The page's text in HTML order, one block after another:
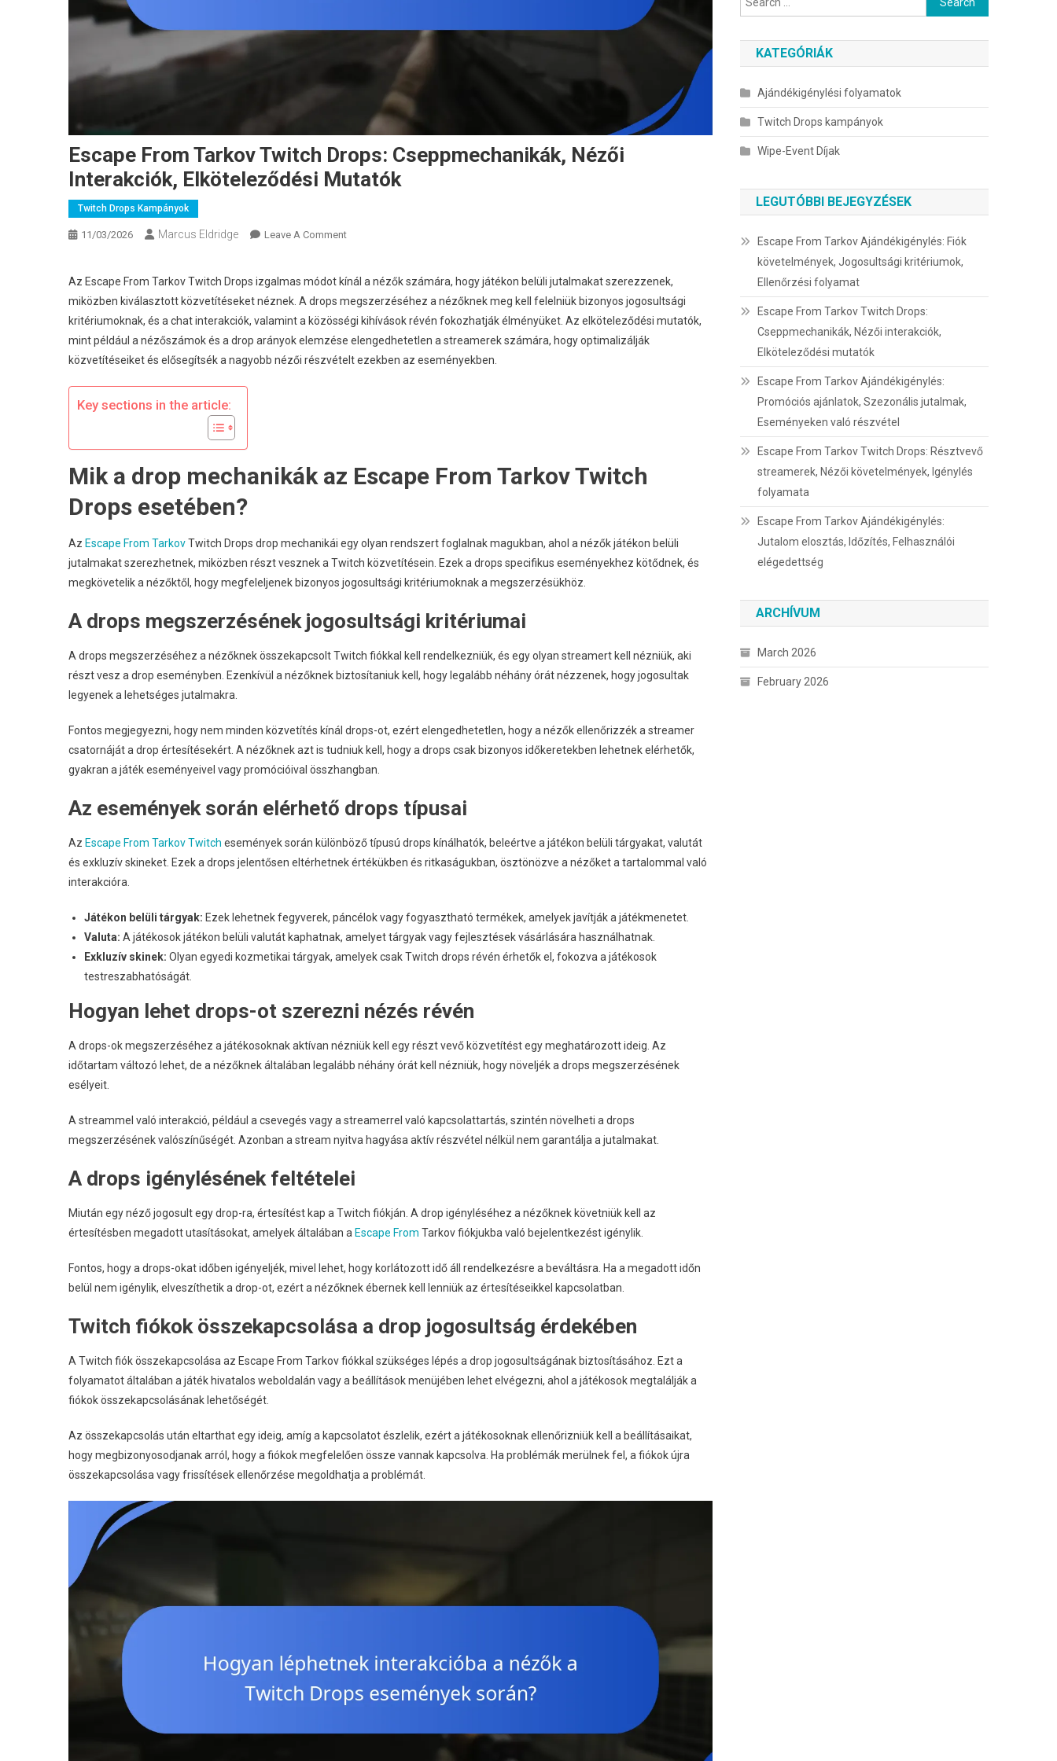
Escape From Tarkov Twitch Drops: Cseppmechanikák, Nézői
Interakciók, Elköteleződési Mutatók
Twitch Drops Kampányok
11/03/2026 Marcus Eldridge Leave A CommentOn
Tarkov
Twitch
Drops:
Cseppmechanikák,
Nézői
Az Escape From Tarkov Twitch Drops izgalmas módot kínál a nézők számára, hogy játékon belüli jutalmakat szerezzenek,
miközben kiválasztott közvetítéseket néznek. A drops megszerzéséhez a nézőknek meg kell felelniük bizonyos jogosultsági
kritériumoknak, és a chat interakciók, valamint a közösségi kihívások révén fokozhatják élményüket. Az elköteleződési mutatók,
mint például a nézőszámok és a drop arányok elemzése elengedhetetlen a streamerek számára, hogy optimalizálják
közvetítéseiket és elősegítsék a nagyobb nézői részvételt ezekben az eseményekben.
Key sections in the article:
Mik a drop mechanikák az Escape From Tarkov Twitch
Drops esetében?
Az Escape From TarkovTwitch Drops drop mechanikái egy olyan rendszert foglalnak magukban, ahol a nézők játékon belüli
jutalmakat szerezhetnek, miközben részt vesznek a Twitch közvetítésein. Ezek a drops specifikus eseményekhez kötődnek, és
megkövetelik a nézőktől, hogy megfeleljenek bizonyos jogosultsági kritériumoknak a megszerzésükhöz.
A drops megszerzésének jogosultsági kritériumai
A drops megszerzéséhez a nézőknek összekapcsolt Twitch fiókkal kell rendelkezniük, és egy olyan streamert kell nézniük, aki
részt vesz a drop eseményben. Ezenkívül a nézőknek biztosítaniuk kell, hogy legalább néhány órát nézzenek, hogy jogosultak
legyenek a lehetséges jutalmakra.
Fontos megjegyezni, hogy nem minden közvetítés kínál drops-ot, ezért elengedhetetlen, hogy a nézők ellenőrizzék a streamer
csatornáját a drop értesítésekért. A nézőknek azt is tudniuk kell, hogy a drops csak bizonyos időkeretekben lehetnek elérhetők,
gyakran a játék eseményeivel vagy promócióival összhangban.
Az események során elérhető drops típusai
Az Escape From Tarkov Twitch események során különböző típusú drops kínálhatók, beleértve a játékon belüli tárgyakat, valutát
és exkluzív skineket. Ezek a drops jelentősen eltérhetnek értékükben és ritkaságukban, ösztönözve a nézőket a tartalommal való
interakcióra.
Játékon belüli tárgyak: Ezek lehetnek fegyverek, páncélok vagy fogyasztható termékek, amelyek javítják a játékmenetet.
Valuta: A játékosok játékon belüli valutát kaphatnak, amelyet tárgyak vagy fejlesztések vásárlására használhatnak.
Exkluzív skinek: Olyan egyedi kozmetikai tárgyak, amelyek csak Twitch drops révén érhetők el, fokozva a játékosok
testreszabhatóságát.
Hogyan lehet drops-ot szerezni nézés révén
A drops-ok megszerzéséhez a játékosoknak aktívan nézniük kell egy részt vevő közvetítést egy meghatározott ideig. Az
időtartam változó lehet, de a nézőknek általában legalább néhány órát kell nézniük, hogy növeljék a drops megszerzésének
esélyeit.
A streammel való interakció, például a csevegés vagy a streamerrel való kapcsolattartás, szintén növelheti a drops
megszerzésének valószínűségét. Azonban a stream nyitva hagyása aktív részvétel nélkül nem garantálja a jutalmakat.
A drops igénylésének feltételei
Miután egy néző jogosult egy drop-ra, értesítést kap a Twitch fiókján. A drop igényléséhez a nézőknek követniük kell az
értesítésben megadott utasításokat, amelyek általában a Escape From Tarkov fiókjukba való bejelentkezést igénylik.
Fontos, hogy a drops-okat időben igényeljék, mivel lehet, hogy korlátozott idő áll rendelkezésre a beváltásra. Ha a megadott időn
belül nem igénylik, elveszíthetik a drop-ot, ezért a nézőknek ébernek kell lenniük az értesítéseikkel kapcsolatban.
Twitch fiókok összekapcsolása a drop jogosultság érdekében
A Twitch fiók összekapcsolása az Escape From Tarkov fiókkal szükséges lépés a drop jogosultságának biztosításához. Ezt a
folyamatot általában a játék hivatalos weboldalán vagy a beállítások menüjében lehet elvégezni, ahol a játékosok megtalálják a
fiókok összekapcsolásának lehetőségét.
Az összekapcsolás után eltarthat egy ideig, amíg a kapcsolatot észlelik, ezért a játékosoknak ellenőrizniük kell a beállításaikat,
hogy megbizonyosodjanak arról, hogy a fiókok megfelelően össze vannak kapcsolva. Ha problémák merülnek fel, a fiókok újra
összekapcsolása vagy frissítések ellenőrzése megoldhatja a problémát.
for:
KATEGÓRIÁK
Ajándékigénylési folyamatok
Twitch Drops kampányok
Wipe-Event Díjak
LEGUTÓBBI BEJEGYZÉSEK
Escape From Tarkov Ajándékigénylés: Fiók
követelmények, Jogosultsági kritériumok,
Ellenőrzési folyamat
Escape From Tarkov Twitch Drops:
Cseppmechanikák, Nézői interakciók,
Elköteleződési mutatók
Escape From Tarkov Ajándékigénylés:
Promóciós ajánlatok, Szezonális jutalmak,
Eseményeken való részvétel
Escape From Tarkov Twitch Drops: Résztvevő
streamerek, Nézői követelmények, Igénylés
folyamata
Escape From Tarkov Ajándékigénylés:
Jutalom elosztás, Időzítés, Felhasználói
elégedettség
ARCHÍVUM
March 2026
February 2026